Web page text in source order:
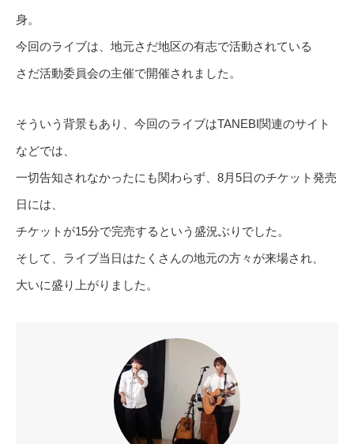
身。
今回のライブは、地元さだ地区の有志で活動されている
さだ活動委員会の主催で開催されました。
そういう背景もあり、今回のライブはTANEBI関連のサイト
などでは、
一切告知されなかったにも関わらず、8月5日のチケット発売
日には、
チケットが15分で完売するという盛況ぶりでした。
そして、ライブ当日はたくさんの地元の方々が来場され、
大いに盛り上がりました。